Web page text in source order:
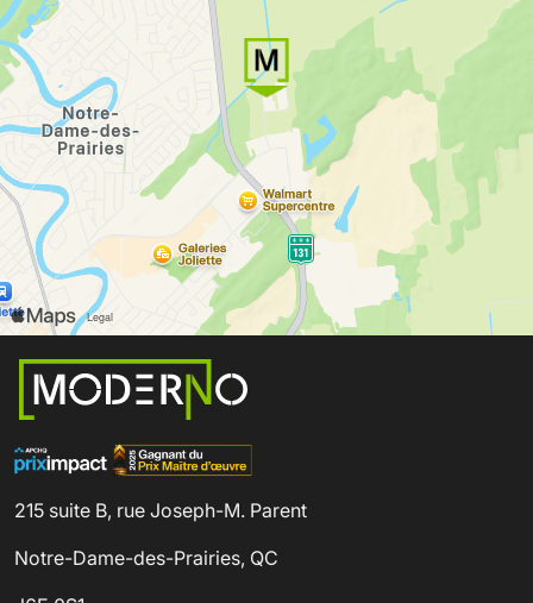
215 suite B, rue Joseph-M. Parent
Notre-Dame-des-Prairies, QC